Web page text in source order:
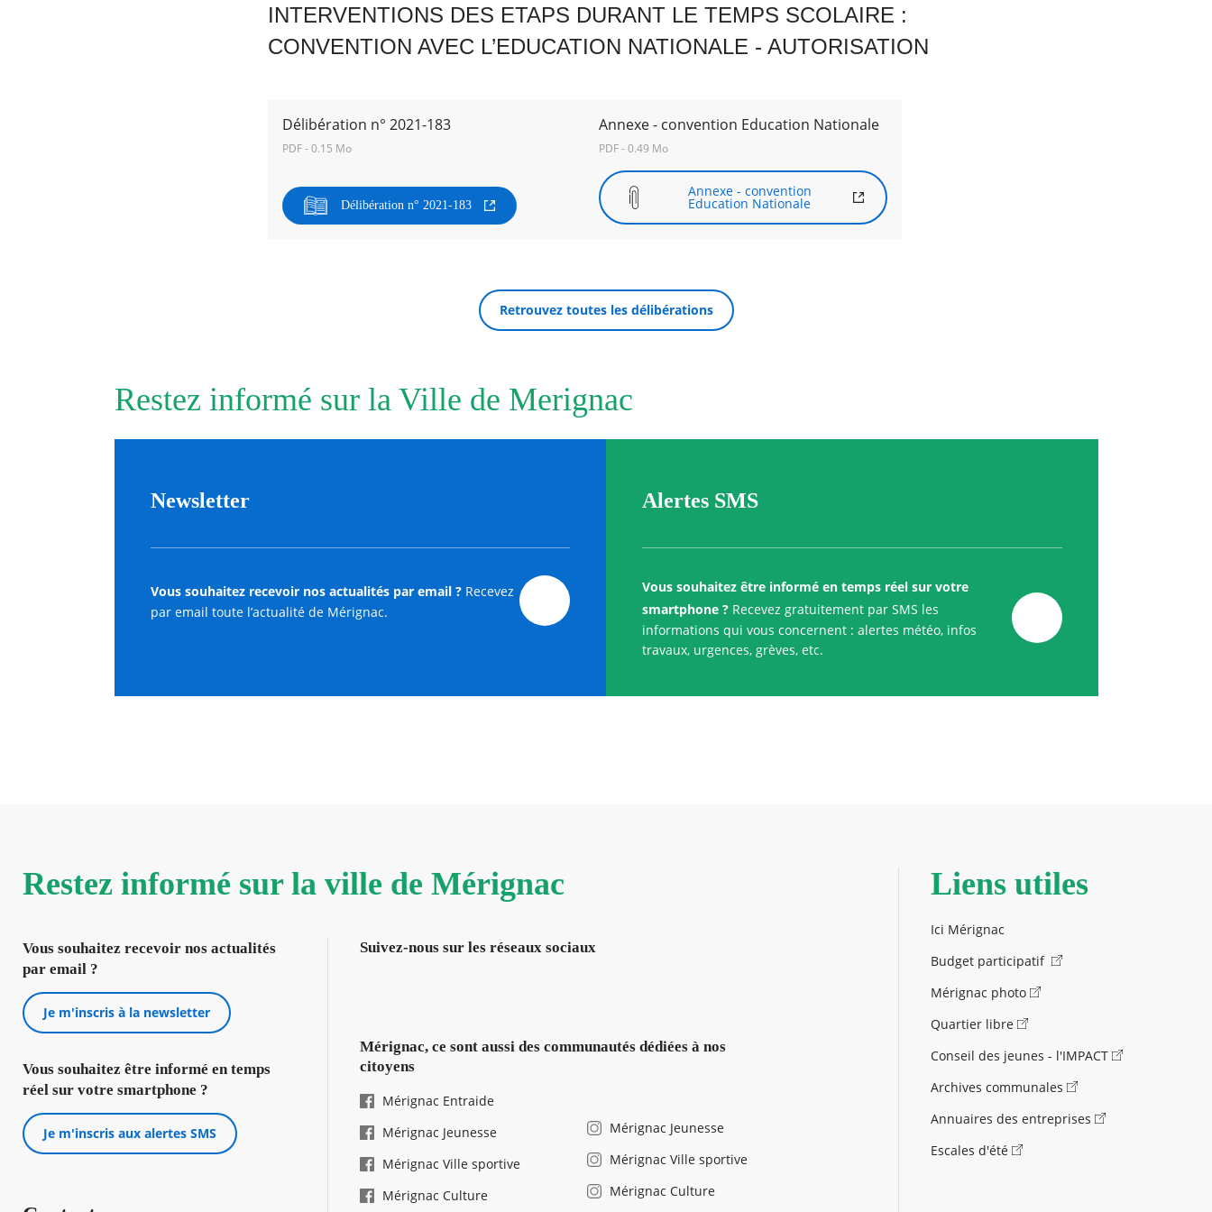
INTERVENTIONS DES ETAPS DURANT LE TEMPS SCOLAIRE :
CONVENTION AVEC L’EDUCATION NATIONALE - AUTORISATION
Délibération n° 2021-183
PDF - 0.15 Mo
Délibération n° 2021-183
Annexe - convention Education Nationale
PDF - 0.49 Mo
Annexe - convention
Education Nationale
Retrouvez toutes les délibérations
Restez informé sur la Ville de Merignac
Newsletter
Vous souhaitez recevoir nos actualités par email ?Recevez
par email toute l’actualité de Mérignac.
Alertes SMS
Vous souhaitez être informé en temps réel sur votre
smartphone ? Recevez gratuitement par SMS les
informations qui vous concernent : alertes météo, infos
travaux, urgences, grèves, etc.
Restez informé sur la ville de Mérignac
Vous souhaitez recevoir nos actualités
par email ?
Je m'inscris à la newsletter
Vous souhaitez être informé en temps
réel sur votre smartphone ?
Je m'inscris aux alertes SMS
Suivez-nous sur les réseaux sociaux
Mérignac, ce sont aussi des communautés dédiées à nos
citoyens
Mérignac Entraide
Mérignac Jeunesse
Mérignac Ville sportive
Mérignac Culture
Mérignac Jeunesse
Mérignac Ville sportive
Mérignac Culture
Liens utiles
Ici Mérignac
Budget participatif
Mérignac photo
Quartier libre
Conseil des jeunes - l'IMPACT
Archives communales
Annuaires des entreprises
Escales d'été